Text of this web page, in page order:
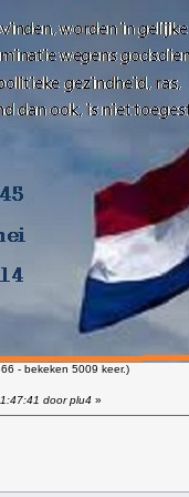
- bekeken 5009 keer.)
door plu4 »